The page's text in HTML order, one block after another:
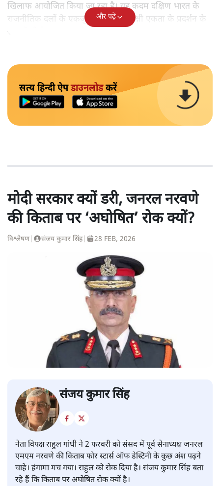
खिलाफ आयोजित किया जा रहा है। यह कदम दक्षिण भारत के
राजनीतिक दलों के एकजुट होने और विपक्षी एकता के प्रदर्शन के
रूप में भी देखा जा रहा है।
और पढ़ें
सत्य हिन्दी ऐपडाउनलोडकरें
मोदी सरकार क्यों डरी, जनरल नरवणे
की किताब पर ‘अघोषित’ रोक क्यों?
विश्लेषण| संजय कुमार सिंह| 28 FEB, 2026
संजय कुमार सिंह
नेता विपक्ष राहुल गांधी ने 2 फरवरी को संसद में पूर्व सेनाध्यक्ष जनरल
एमएम नरवणे की किताब फोर स्टार्स ऑफ डेस्टिनी के कुछ अंश पढ़ने
चाहे। हंगामा मच गया। राहुल को रोक दिया है। संजय कुमार सिंह बता
रहे हैं कि किताब पर अघोषित रोक क्यों है।